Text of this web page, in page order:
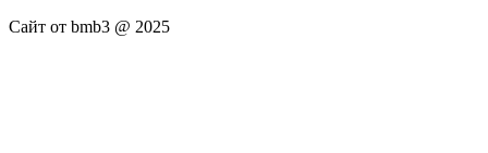
Сайт от bmb3 @ 2025